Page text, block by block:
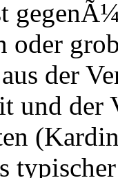
oder
der
und der